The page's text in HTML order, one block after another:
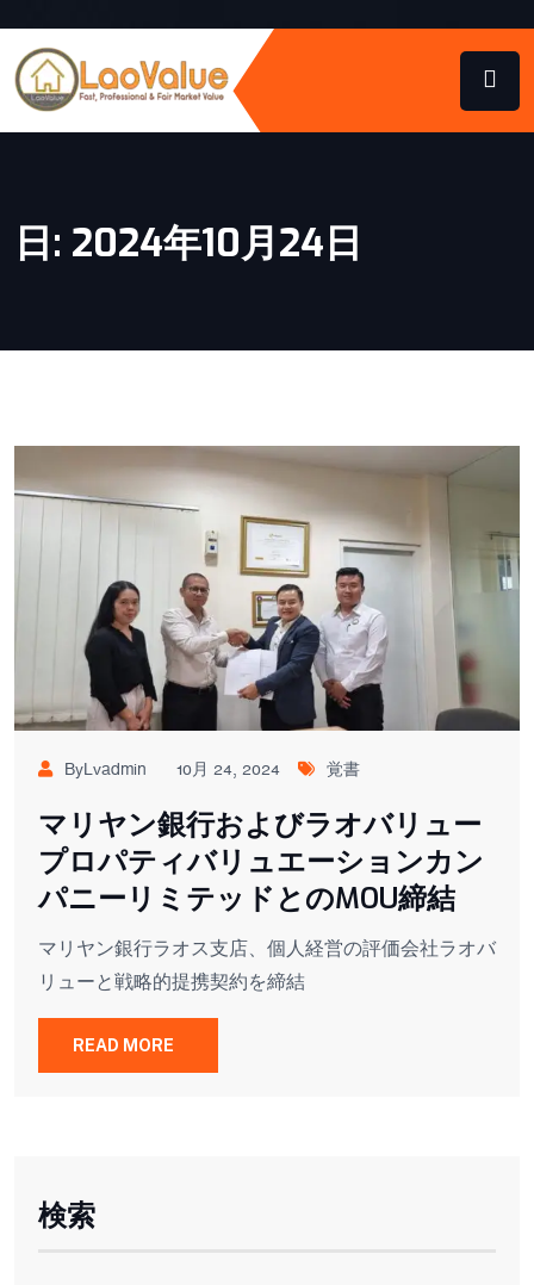
日: 2024年10月24日
ByLvadmin 10月 24, 2024 覚書
マリヤン銀行およびラオバリュー
プロパティバリュエーションカン
パニーリミテッドとのMOU締結
マリヤン銀行ラオス支店、個人経営の評価会社ラオバ
リューと戦略的提携契約を締結
READ MORE
検索